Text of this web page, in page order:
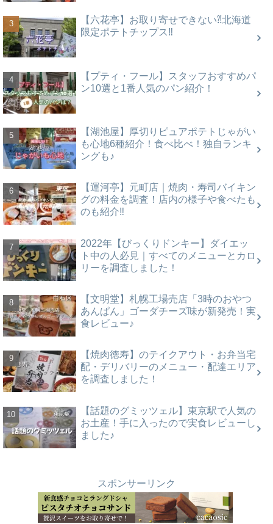
【六花亭】お取り寄せできない⁈北海道
限定ポテトチップス‼
【プティ・フール】スタッフおすすめパ
ン10選と1番人気のパン紹介！
【湖池屋】厚切りピュアポテトじゃがい
も心地6種紹介！食べ比べ！独自ランキ
ングも♪
【運河亭】元町店｜焼肉・寿司バイキン
グの料金を調査！店内の様子や食べたも
のも紹介‼
2022年【びっくりドンキー】ダイエッ
ト中の人必見｜すべてのメニューとカロ
リーを調査しました！
【文明堂】札幌工場売店「3時のおやつ
あんぱん」ゴーダチーズ味が新発売！実
食レビュー♪
【焼肉徳寿】のテイクアウト・お弁当宅
配・デリバリーのメニュー・配達エリア
を調査しました！
【話題のグミッツェル】東京駅で人気の
お土産！手に入ったので実食レビューし
ました♪
スポンサーリンク